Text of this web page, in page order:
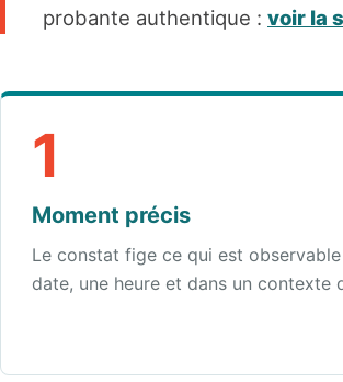
probante authentique : voir la
1
Moment précis
Le constat fige ce qui est
date, une heure et dans un contexte